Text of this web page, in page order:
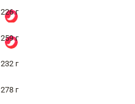
226 г
259 г
232 г
278 г